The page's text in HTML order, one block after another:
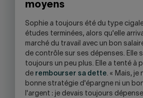
moyens
Sophie a toujours été du type
études terminées, alors qu'elle
marché du travail avec un bon
de contrôle sur ses dépenses. Elle
toujours un peu plus. Elle a tenté à
de rembourser sa dette. « Mais, je
bonne stratégie d'épargne ni un
l'argent : je devais toujours